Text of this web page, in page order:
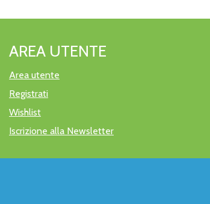
AREA UTENTE
Area utente
Registrati
Wishlist
Iscrizione alla Newsletter